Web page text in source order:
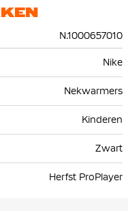
N.1000657010
Nike
Nekwarmers
Kinderen
Zwart
Herfst ProPlayer